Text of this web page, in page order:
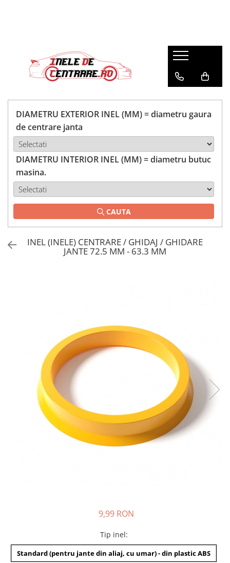
DIAMETRU EXTERIOR INEL (MM) = diametru gaura
de centrare janta
DIAMETRU INTERIOR INEL (MM) = diametru butuc
masina.
CAUTA
INEL (INELE) CENTRARE / GHIDAJ / GHIDARE
JANTE 72.5 MM - 63.3 MM
9,99 RON
Tip inel:
Standard (pentru jante din aliaj, cu umar) - din plastic ABS